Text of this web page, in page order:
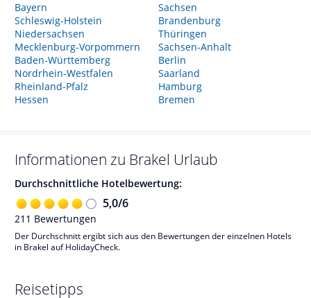
Bayern
Schleswig-Holstein
Niedersachsen
Mecklenburg-Vorpommern
Baden-Württemberg
Nordrhein-Westfalen
Rheinland-Pfalz
Hessen
Sachsen
Brandenburg
Thüringen
Sachsen-Anhalt
Berlin
Saarland
Hamburg
Bremen
Informationen zu Brakel Urlaub
Durchschnittliche Hotelbewertung:
5,0/6
211 Bewertungen
Der Durchschnitt ergibt sich aus den Bewertungen der einzelnen Hotels
in Brakel auf HolidayCheck.
Reisetipps